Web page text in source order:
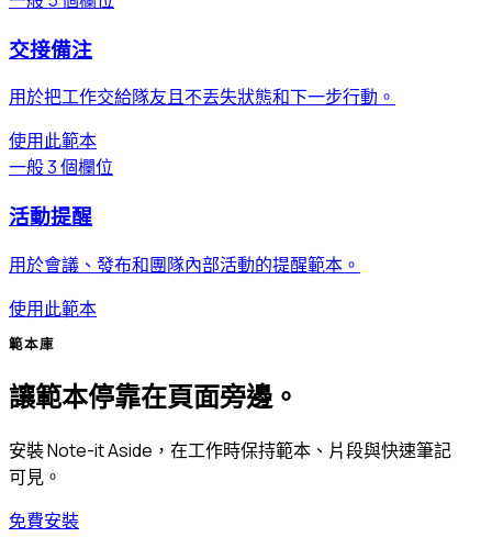
交接備注
用於把工作交給隊友且不丟失狀態和下一步行動。
使用此範本
一般3 個欄位
活動提醒
用於會議、發布和團隊內部活動的提醒範本。
使用此範本
範本庫
讓範本停靠在頁面旁邊。
安裝 Note-it Aside，在工作時保持範本、片段與快速筆記
可見。
免費安裝